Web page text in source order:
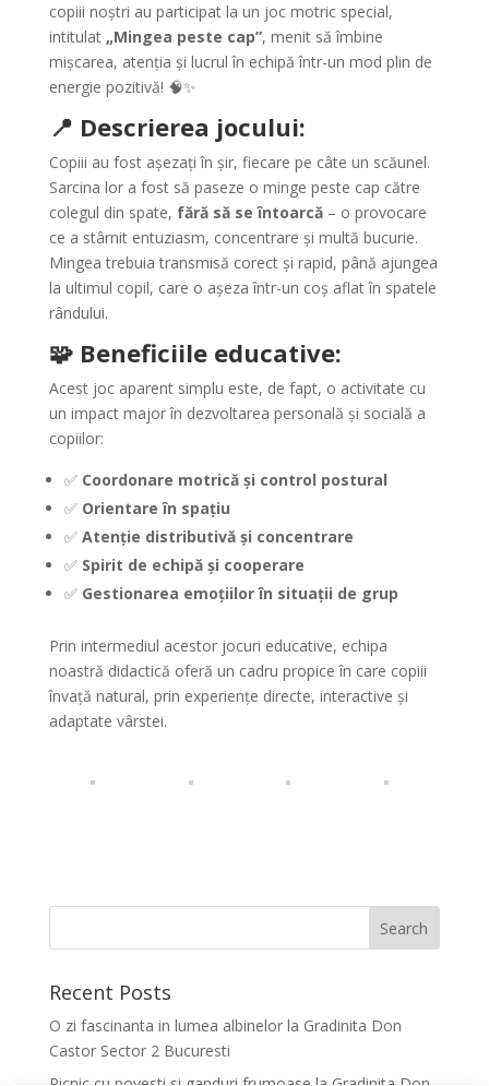
copiii noștri au participat la un joc motric special,
intitulat „Mingea peste cap”, menit să îmbine
mișcarea, atenția și lucrul în echipă într-un mod plin de
energie pozitivă! 🧠✨
📍 Descrierea jocului:
Copiii au fost așezați în șir, fiecare pe câte un scăunel.
Sarcina lor a fost să paseze o minge peste cap către
colegul din spate, fără să se întoarcă– o provocare
ce a stârnit entuziasm, concentrare și multă bucurie.
Mingea trebuia transmisă corect și rapid, până ajungea
la ultimul copil, care o așeza într-un coș aflat în spatele
rândului.
🧩 Beneficiile educative:
Acest joc aparent simplu este, de fapt, o activitate cu
un impact major în dezvoltarea personală și socială a
copiilor:
✅ Coordonare motrică și control postural
✅ Orientare în spațiu
✅ Atenție distributivă și concentrare
✅ Spirit de echipă și cooperare
✅ Gestionarea emoțiilor în situații de grup
Prin intermediul acestor jocuri educative, echipa
noastră didactică oferă un cadru propice în care copiii
învață natural, prin experiențe directe, interactive și
adaptate vârstei.
Recent Posts
O zi fascinanta in lumea albinelor la Gradinita Don
Castor Sector 2 Bucuresti